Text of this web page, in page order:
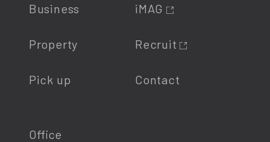
Business
Property
Pick up
iMAG
Recruit
Contact
Office